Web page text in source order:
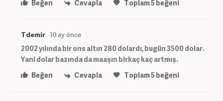
Beğen
Cevapla Toplam5beğeni
Tdemir 10 ay önce
2002 yılında bir ons altın 280 dolardı, bugün 3500 dolar.
Yani dolar bazında da maaşın birkaç kaç artmış.
Beğen
Cevapla Toplam5beğeni